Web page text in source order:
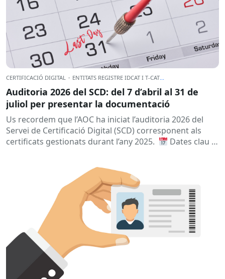
CERTIFICACIÓ DIGITAL · ENTITATS REGISTRE IDCAT I T-CAT
Auditoria 2026 del SCD: del 7 d’abril al 31 de
juliol per presentar la documentació
Us recordem que l’AOC ha iniciat l’auditoria 2026 del
Servei de Certificació Digital (SCD) corresponent als
certificats gestionats durant l’any 2025.
Dates clau